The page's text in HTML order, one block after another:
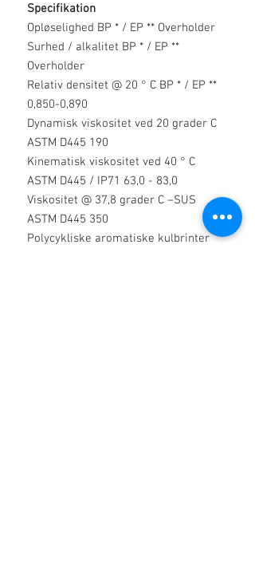
Specifikation
Opløselighed BP * / EP ** Overholder
Surhed / alkalitet BP * / EP **
Overholder
Relativ densitet @ 20 ° C BP * / EP **
0,850-0,890
Dynamisk viskositet ved 20 grader C
ASTM D445 190
Kinematisk viskositet ved 40 ° C
ASTM D445 / IP71 63,0 - 83,0
Viskositet @ 37,8 grader C –SUS
ASTM D445 350
Polycykliske aromatiske kulbrinter